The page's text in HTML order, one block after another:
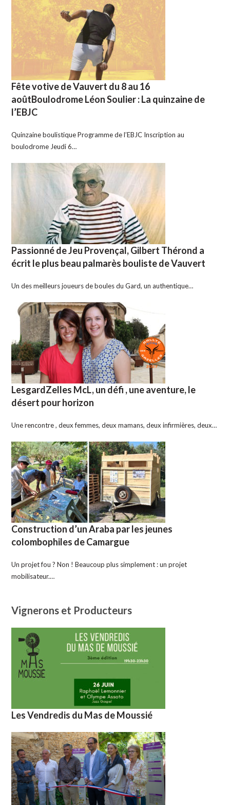
Fête votive de Vauvert du 8 au 16
aoûtBoulodrome Léon Soulier : La quinzaine de
l’EBJC
Quinzaine boulistique Programme de l’EBJC Inscription au
boulodrome Jeudi 6…
Passionné de Jeu Provençal, Gilbert Thérond a
écrit le plus beau palmarès bouliste de Vauvert
Un des meilleurs joueurs de boules du Gard, un authentique…
LesgardZelles McL, un défi , une aventure, le
désert pour horizon
Une rencontre , deux femmes, deux mamans, deux infirmières, deux…
Construction d’un Araba par les jeunes
colombophiles de Camargue
Un projet fou ? Non ! Beaucoup plus simplement : un projet
mobilisateur.…
Vignerons et Producteurs
Les Vendredis du Mas de Moussié